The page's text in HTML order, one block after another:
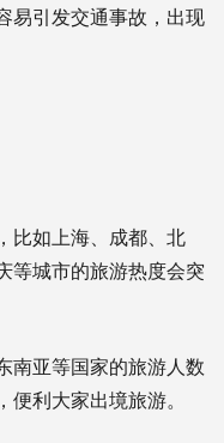
易引发交通事故，出现
比如上海、成都、北
等城市的旅游热度会突
南亚等国家的旅游人数
利大家出境旅游。